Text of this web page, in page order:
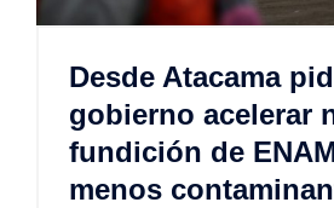
Desde Atacama
gobierno acelerar
fundición de
menos